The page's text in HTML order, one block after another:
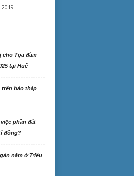
cho Tọa đàm
tại Huế
trên bảo tháp
phần đất
đồng?
năm ở Triều